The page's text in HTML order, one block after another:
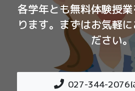
各学年とも無料体験授
ります。まずはお気軽
ださい。
027-344-2076